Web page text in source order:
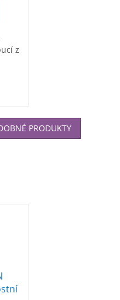
z
PRODUKTY